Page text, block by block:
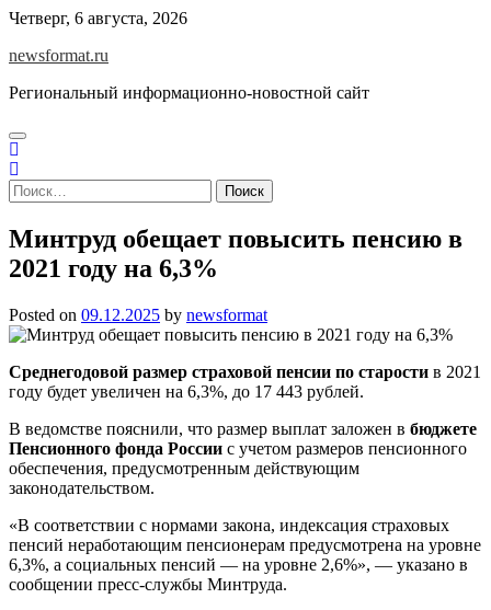
Skip
content
Четверг, 6 августа, 2026
newsformat.ru
Региональный информационно-новостной сайт
Найти:
Минтруд обещает повысить пенсию в
2021 году на 6,3%
Posted on 09.12.2025 by newsformat
Среднегодовой размер страховой пенсии по старости в 2021
году будет увеличен на 6,3%, до 17 443 рублей.
В ведомстве пояснили, что размер выплат заложен в бюджете
Пенсионного фонда России с учетом размеров пенсионного
обеспечения, предусмотренным действующим
законодательством.
«В соответствии с нормами закона, индексация страховых
пенсий неработающим пенсионерам предусмотрена на уровне
6,3%, а социальных пенсий — на уровне 2,6%», — указано в
сообщении пресс-службы Минтруда.